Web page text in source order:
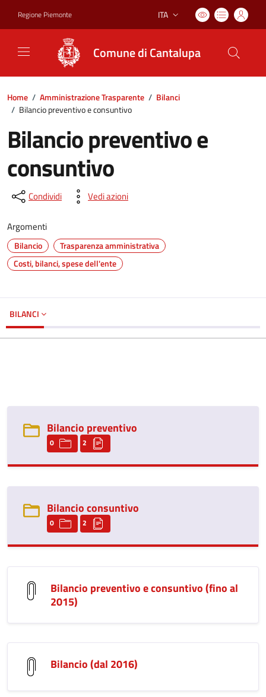
Regione Piemonte Lingua attiva:
ITA
Comune di Cantalupa
Home / Amministrazione Trasparente / Bilanci
/ Bilancio preventivo e consuntivo
Bilancio preventivo e
consuntivo
Condividi Vedi azioni
Argomenti
Bilancio
Trasparenza amministrativa
Costi, bilanci, spese dell'ente
BILANCI
Bilancio preventivo
0 2
Bilancio consuntivo
0 2
Bilancio preventivo e consuntivo (fino al
2015)
Bilancio (dal 2016)